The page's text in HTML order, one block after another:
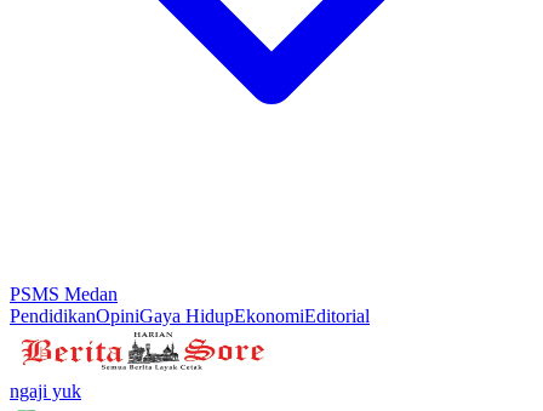
PSMS Medan
PendidikanOpiniGaya HidupEkonomiEditorial
ngaji yuk